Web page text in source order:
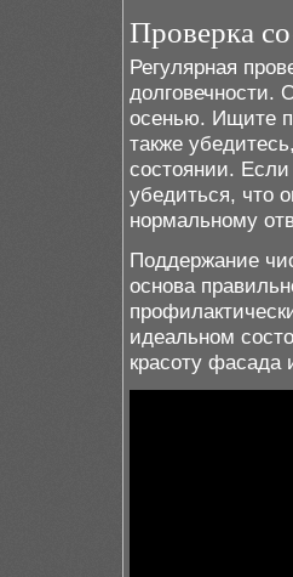
Проверка
Регулярная
осенью. Ищите
также
состоянии.
убедиться, что
нормальному
Поддержание
основа
идеальном
красоту фасада